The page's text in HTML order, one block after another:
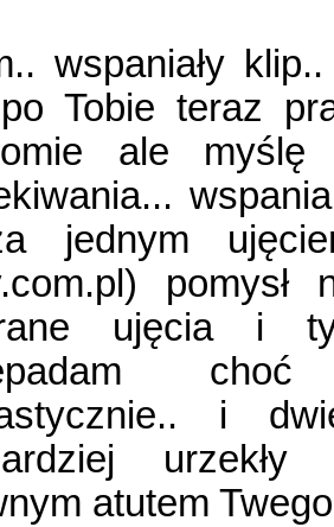
wspaniały
Tobie teraz
ale
jednym
pomysł
ujęcia i
i
atutem